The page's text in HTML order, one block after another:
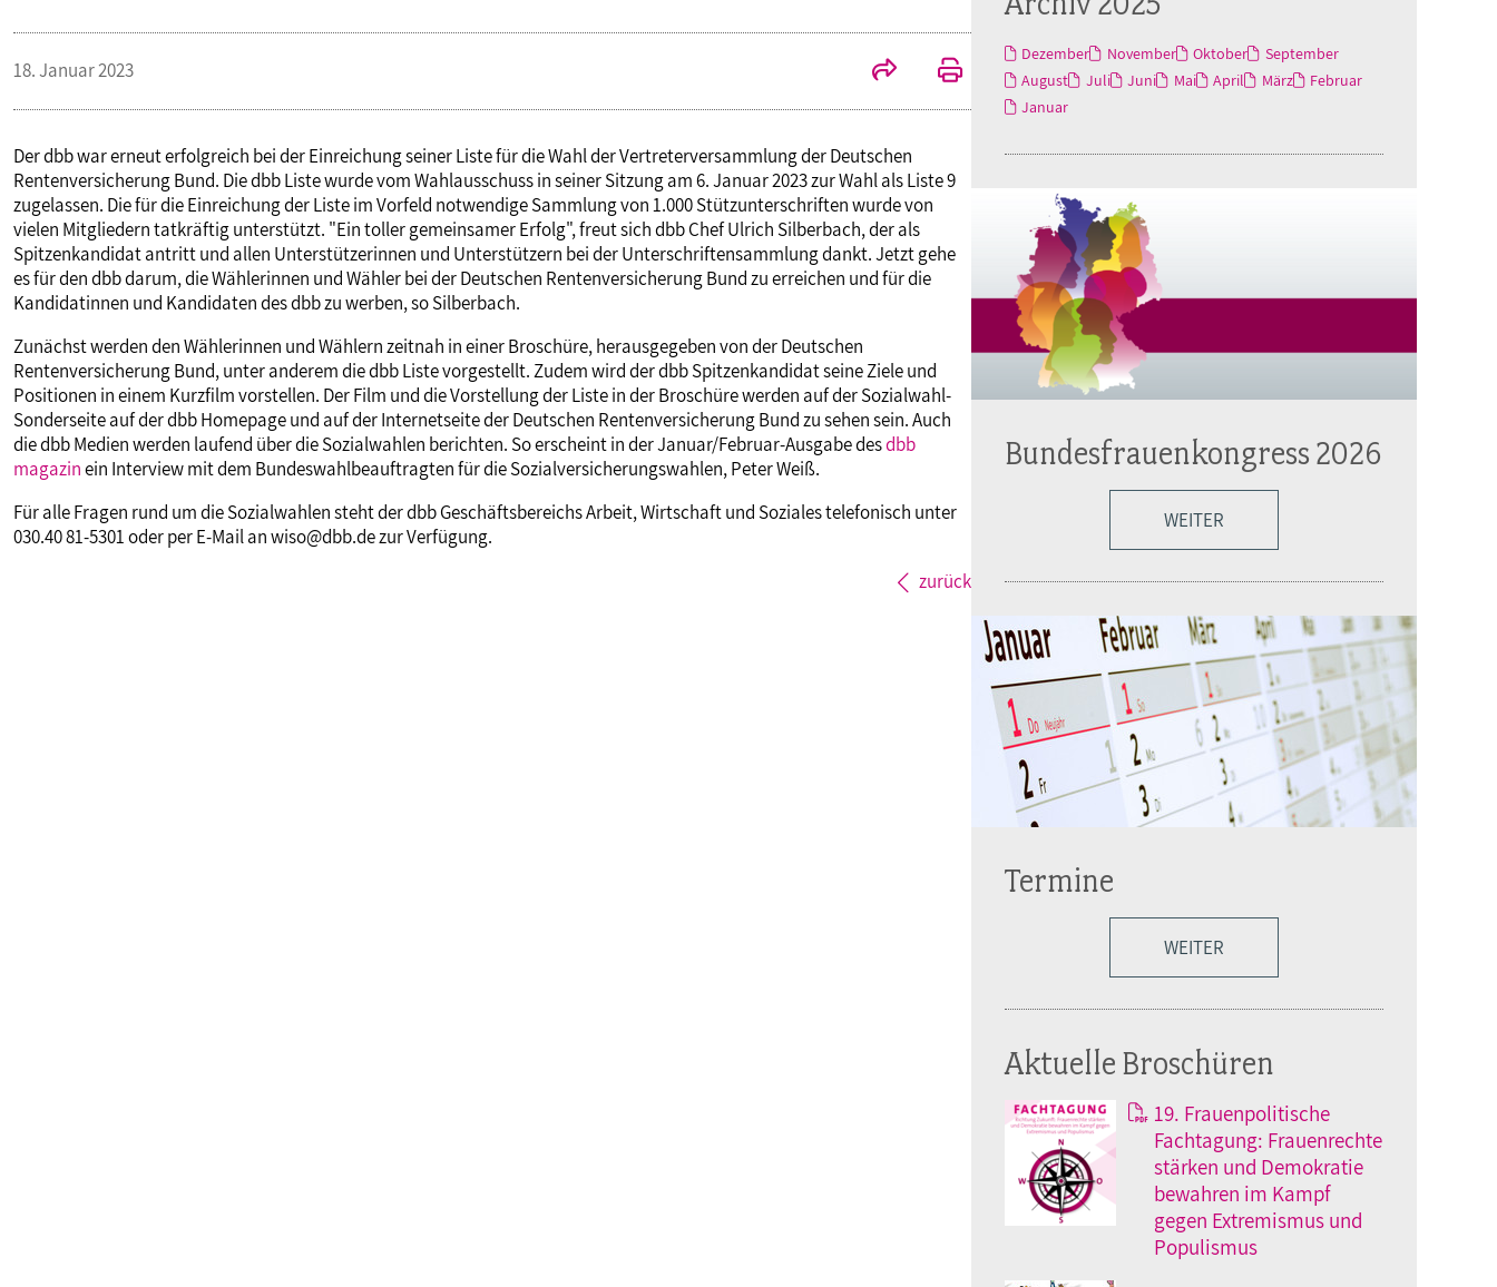
Mitgliedsgewerkschaften
Kooperationen
Alterssicherung
Bildung
Gesundheit
Gender Budgeting
Europa
Stellungnahmen
Digitalisierung
Frauenrecht kompakt
PUBLIKATIONEN
TERMINE & VERANSTALTUNGEN
Seminare
MITGLIEDSCHAFT & SERVICE
Akademie
Verlag
18. Januar 2023
Der dbb war erneut erfolgreich bei der Einreichung seiner Liste für die Wahl der Vertreterversammlung der Deutschen
Rentenversicherung Bund. Die dbb Liste wurde vom Wahlausschuss in seiner Sitzung am 6. Januar 2023 zur Wahl als Liste 9
zugelassen. Die für die Einreichung der Liste im Vorfeld notwendige Sammlung von 1.000 Stützunterschriften wurde von
vielen Mitgliedern tatkräftig unterstützt. "Ein toller gemeinsamer Erfolg", freut sich dbb Chef Ulrich Silberbach, der als
Spitzenkandidat antritt und allen Unterstützerinnen und Unterstützern bei der Unterschriftensammlung dankt. Jetzt gehe
es für den dbb darum, die Wählerinnen und Wähler bei der Deutschen Rentenversicherung Bund zu erreichen und für die
Kandidatinnen und Kandidaten des dbb zu werben, so Silberbach.
Zunächst werden den Wählerinnen und Wählern zeitnah in einer Broschüre, herausgegeben von der Deutschen
Rentenversicherung Bund, unter anderem die dbb Liste vorgestellt. Zudem wird der dbb Spitzenkandidat seine Ziele und
Positionen in einem Kurzfilm vorstellen. Der Film und die Vorstellung der Liste in der Broschüre werden auf der Sozialwahl-
Sonderseite auf der dbb Homepage und auf der Internetseite der Deutschen Rentenversicherung Bund zu sehen sein. Auch
die dbb Medien werden laufend über die Sozialwahlen berichten. So erscheint in der Januar/Februar-Ausgabe desdbb
magazinein Interview mit dem Bundeswahlbeauftragten für die Sozialversicherungswahlen, Peter Weiß.
Für alle Fragen rund um die Sozialwahlen steht der dbb Geschäftsbereichs Arbeit, Wirtschaft und Soziales telefonisch unter
030.40 81-5301 oder per E-Mail an wiso@dbb.de zur Verfügung.
zurück
Dezember November Oktober
September
August
Juli Juni Mai April März
Februar
Januar
Bundesfrauenkongress 2026
WEITER
Termine
WEITER
Aktuelle Broschüren
19. Frauenpolitische
Fachtagung: Frauenrechte
stärken und Demokratie
bewahren im Kampf
gegen Extremismus und
Populismus